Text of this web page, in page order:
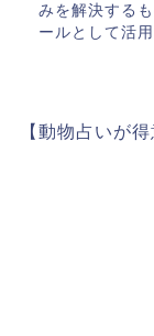
みを解決する
ールとして活
【動物占いが